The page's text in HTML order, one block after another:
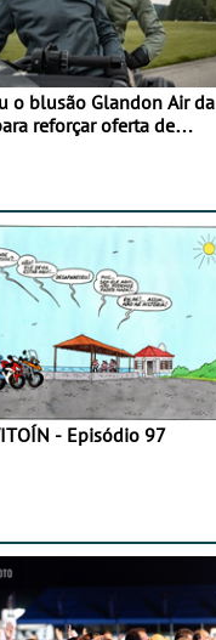
o blusão Glandon Air da
reforçar oferta de
- Episódio 97